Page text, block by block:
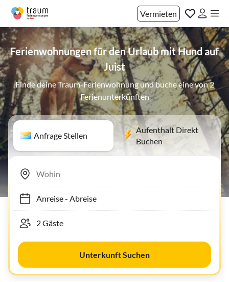
Vermieten
Ferienwohnungen für den Urlaub mit Hund auf
Juist
Finde deine Traum-Ferienwohnung und buche eine von 2
Ferienunterkünften
Anfrage Stellen
Aufenthalt Direkt
Buchen
Anreise- Abreise
Unterkunft Suchen